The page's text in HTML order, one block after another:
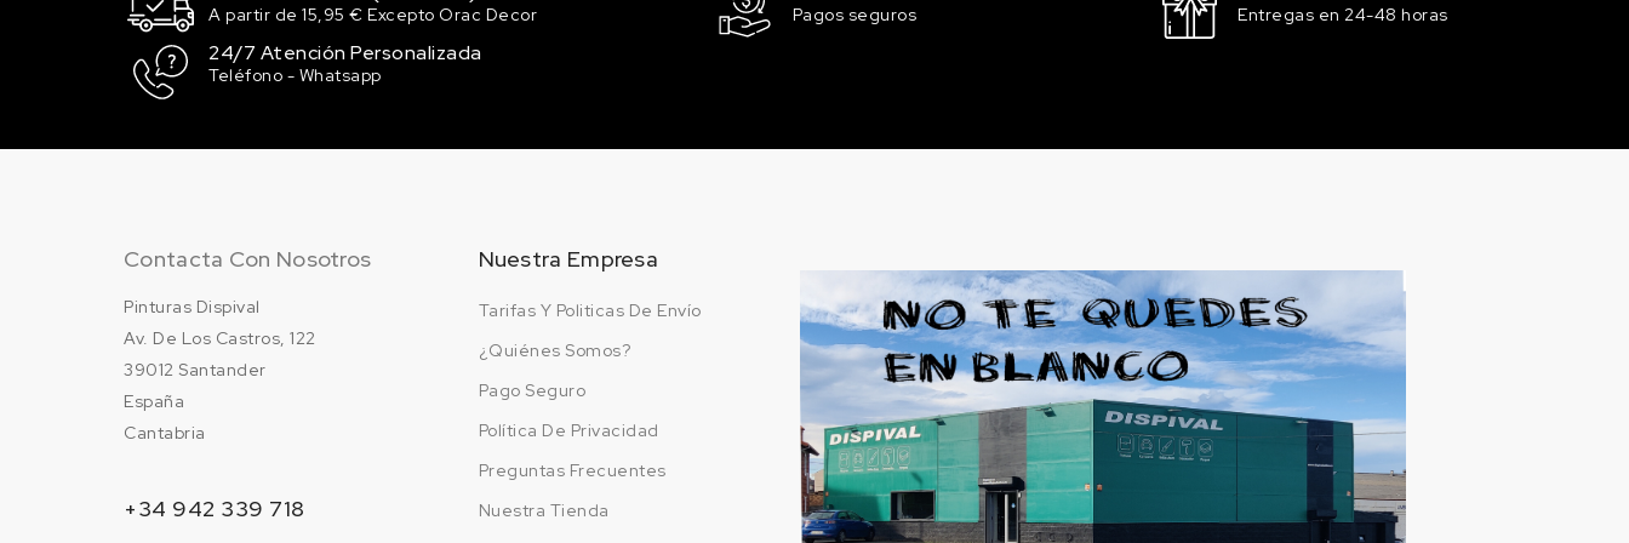
RAL 1024
Amarillo ocre
45.15 €
198 en stock
RAL 1027
Amarillo curry
RAL 1033
45.15 €
200 en stock
RAL 2000
45.15 €
200 en stock
RAL 2002
Naranja
A partir de 15,95 € Excepto Orac Decor Pagos seguros Entregas en 24-48 horas
24/7 Atención Personalizada
Teléfono - Whatsapp
Contacta Con Nosotros
Pinturas Dispival
Av. De Los Castros, 122
39012 Santander
España
Cantabria
+34 942 339 718
Nuestra Empresa
Tarifas Y Politicas De Envío
¿Quiénes Somos?
Pago Seguro
Política De Privacidad
Preguntas Frecuentes
Nuestra Tienda